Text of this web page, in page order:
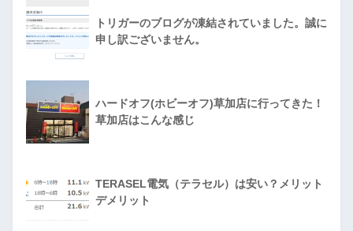
トリガーのブログが凍結されていました。誠に
申し訳ございません。
ハードオフ(ホビーオフ)草加店に行ってきた！
草加店はこんな感じ
TERASEL電気（テラセル）は安い？メリット
デメリット